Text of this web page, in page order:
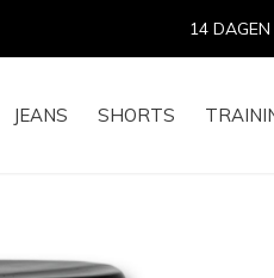
JEANS SHORTS
14